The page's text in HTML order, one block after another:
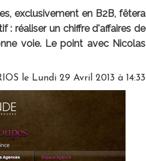
exclusivement en B2B, fêtera
: réaliser un chiffre d'affaires de
voie. Le point avec Nicolas
le Lundi 29 Avril 2013 à 14:33